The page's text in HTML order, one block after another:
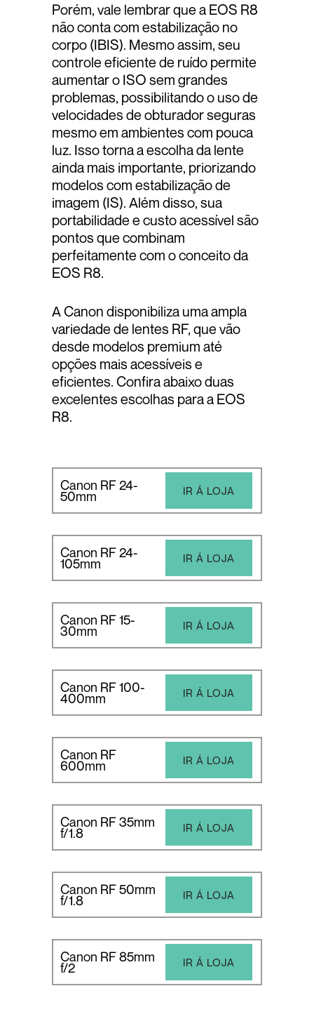
Porém, vale lembrar que a EOS R8
não conta com estabilização no
corpo (IBIS). Mesmo assim, seu
controle eficiente de ruído permite
aumentar o ISO sem grandes
problemas, possibilitando o uso de
velocidades de obturador seguras
mesmo em ambientes com pouca
luz. Isso torna a escolha da lente
ainda mais importante, priorizando
modelos com estabilização de
imagem (IS). Além disso, sua
portabilidade e custo acessível são
pontos que combinam
perfeitamente com o conceito da
EOS R8.
A Canon disponibiliza uma ampla
variedade de lentes RF, que vão
desde modelos premium até
opções mais acessíveis e
eficientes. Confira abaixo duas
excelentes escolhas para a EOS
R8.
Canon RF 24-
50mm IR Á LOJA
Canon RF 24-
105mm IR Á LOJA
Canon RF 15-
30mm IR Á LOJA
Canon RF 100-
400mm IR Á LOJA
Canon RF
600mm IR Á LOJA
Canon RF 35mm
f/1.8 IR Á LOJA
Canon RF 50mm
f/1.8 IR Á LOJA
Canon RF 85mm
f/2 IR Á LOJA